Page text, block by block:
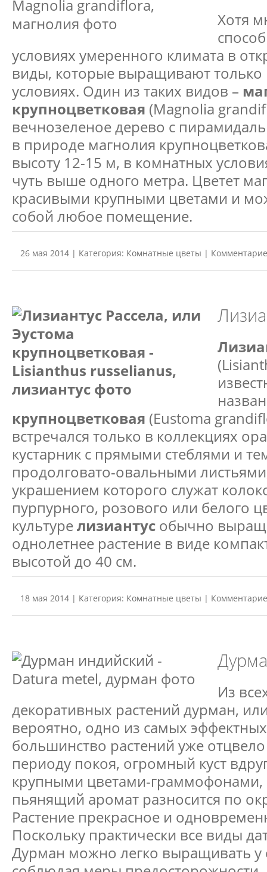
Хотя
условиях умеренного климата в
виды, которые выращивают только
условиях. Один из таких видов –
крупноцветковая (Magnolia
вечнозеленое дерево с
в природе магнолия
высоту 12-15 м, в комнатных
чуть выше одного метра. Цветет
красивыми крупными цветами и
собой любое помещение.
26 мая 2014 | Категория: Комнатные цветы |
крупноцветковая (Eustoma
встречался только в коллекциях
кустарник с прямыми стеблями и
продолговато-овальными
украшением которого служат
пурпурного, розового или белого
культурелизиантус обычно
однолетнее растение в виде
высотой до 40 см.
18 мая 2014 | Категория: Комнатные цветы |
Из
декоративных растений дурман,
вероятно, одно из самых
большинство растений уже отцвело
периоду покоя, огромный куст
крупными цветами-граммофонами,
пьянящий аромат разносится по
Растение прекрасное и
Поскольку практически все виды
Дурман можно легко выращивать у